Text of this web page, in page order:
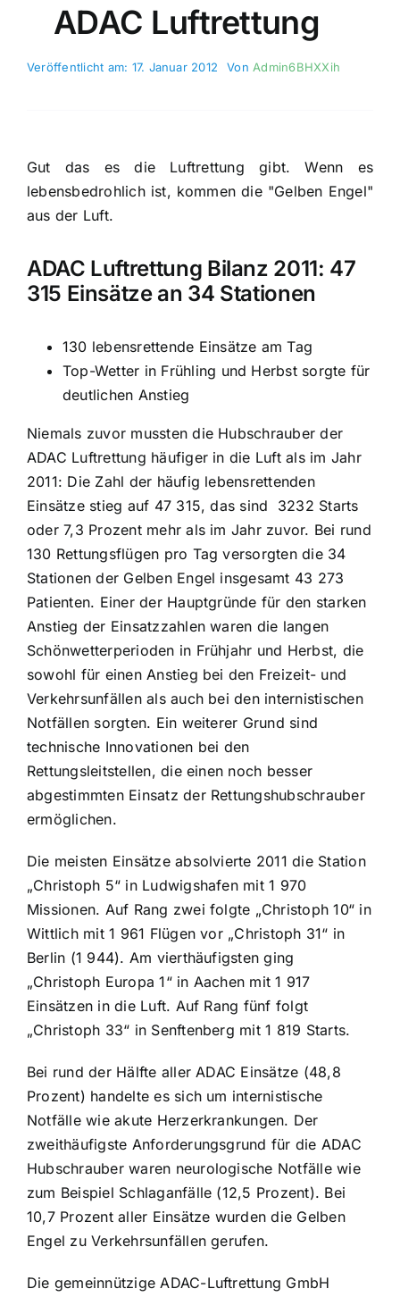
ADAC Luftrettung
Veröffentlicht am: 17. Januar 2012 VonAdmin6BHXXih
Gut das es die Luftrettung gibt. Wenn es
lebensbedrohlich ist, kommen die "Gelben Engel"
aus der Luft.
ADAC Luftrettung Bilanz 2011: 47
315 Einsätze an 34 Stationen
130 lebensrettende Einsätze am Tag
Top-Wetter in Frühling und Herbst sorgte für
deutlichen Anstieg
Niemals zuvor mussten die Hubschrauber der
ADAC Luftrettung häufiger in die Luft als im Jahr
2011: Die Zahl der häufig lebensrettenden
Einsätze stieg auf 47 315, das sind 3232 Starts
oder 7,3 Prozent mehr als im Jahr zuvor. Bei rund
130 Rettungsflügen pro Tag versorgten die 34
Stationen der Gelben Engel insgesamt 43 273
Patienten. Einer der Hauptgründe für den starken
Anstieg der Einsatzzahlen waren die langen
Schönwetterperioden in Frühjahr und Herbst, die
sowohl für einen Anstieg bei den Freizeit- und
Verkehrsunfällen als auch bei den internistischen
Notfällen sorgten. Ein weiterer Grund sind
technische Innovationen bei den
Rettungsleitstellen, die einen noch besser
abgestimmten Einsatz der Rettungshubschrauber
ermöglichen.
Die meisten Einsätze absolvierte 2011 die Station
„Christoph 5“ in Ludwigshafen mit 1 970
Missionen. Auf Rang zwei folgte „Christoph 10“ in
Wittlich mit 1 961 Flügen vor „Christoph 31“ in
Berlin (1 944). Am vierthäufigsten ging
„Christoph Europa 1“ in Aachen mit 1 917
Einsätzen in die Luft. Auf Rang fünf folgt
„Christoph 33“ in Senftenberg mit 1 819 Starts.
Bei rund der Hälfte aller ADAC Einsätze (48,8
Prozent) handelte es sich um internistische
Notfälle wie akute Herzerkrankungen. Der
zweithäufigste Anforderungsgrund für die ADAC
Hubschrauber waren neurologische Notfälle wie
zum Beispiel Schlaganfälle (12,5 Prozent). Bei
10,7 Prozent aller Einsätze wurden die Gelben
Engel zu Verkehrsunfällen gerufen.
Die gemeinnützige ADAC-Luftrettung GmbH